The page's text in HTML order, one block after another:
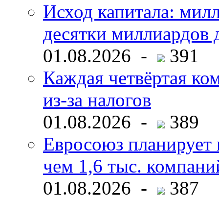
Исход капитала:
десятки миллиардов
01.08.2026 -
391
Каждая четвёртая
из-за налогов
01.08.2026 -
389
Евросоюз планирует
чем 1,6 тыс.
01.08.2026 -
387